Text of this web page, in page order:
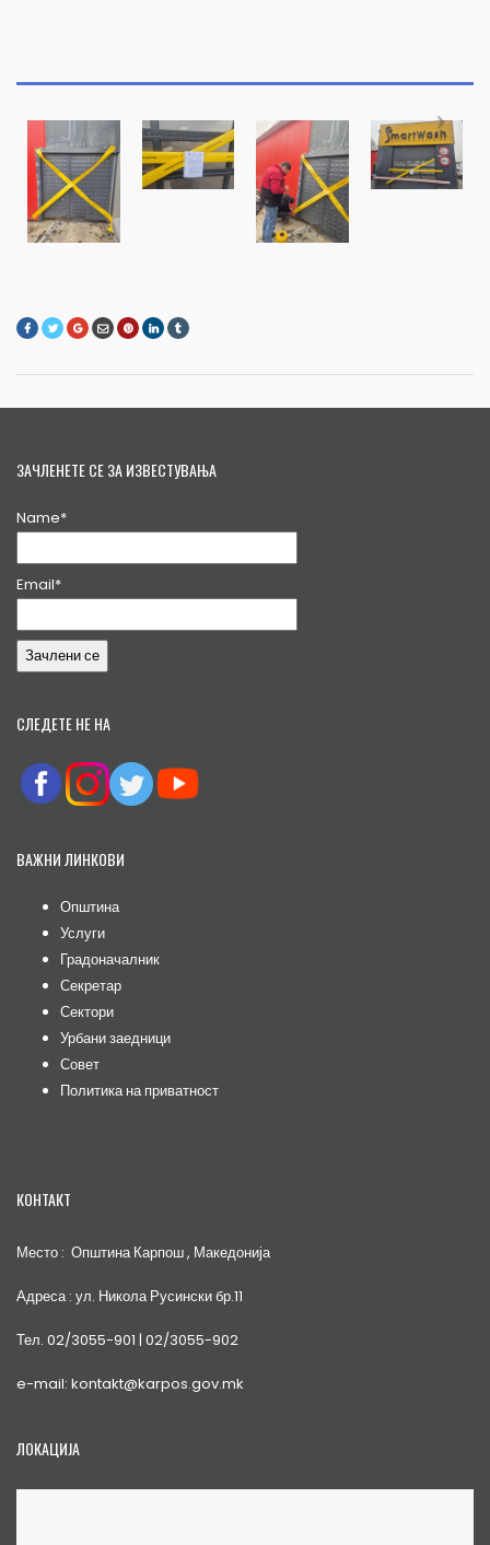
ЗАЧЛЕНЕТЕ СЕ ЗА ИЗВЕСТУВАЊА
Name*
Email*
СЛЕДЕТЕ НЕ НА
ВАЖНИ ЛИНКОВИ
Општина
Услуги
Градоначалник
Секретар
Сектори
Урбани заедници
Совет
Политика на приватност
КОНТАКТ
Место : Општина Карпош , Македонија
Адреса : ул. Никола Русински бр.11
Тел. 02/3055-901 | 02/3055-902
e-mail: kontakt@karpos.gov.mk
ЛОКАЦИЈА